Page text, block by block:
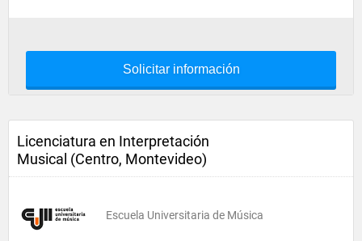
Solicitar información
Licenciatura en Interpretación
Musical (Centro, Montevideo)
Escuela Universitaria de Música